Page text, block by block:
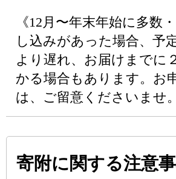
《12月〜年末年始に多数
し込みがあった場合、予
より遅れ、お届けまでに
かる場合もあります。お
は、ご留意くださいませ。
寄附に関する注意